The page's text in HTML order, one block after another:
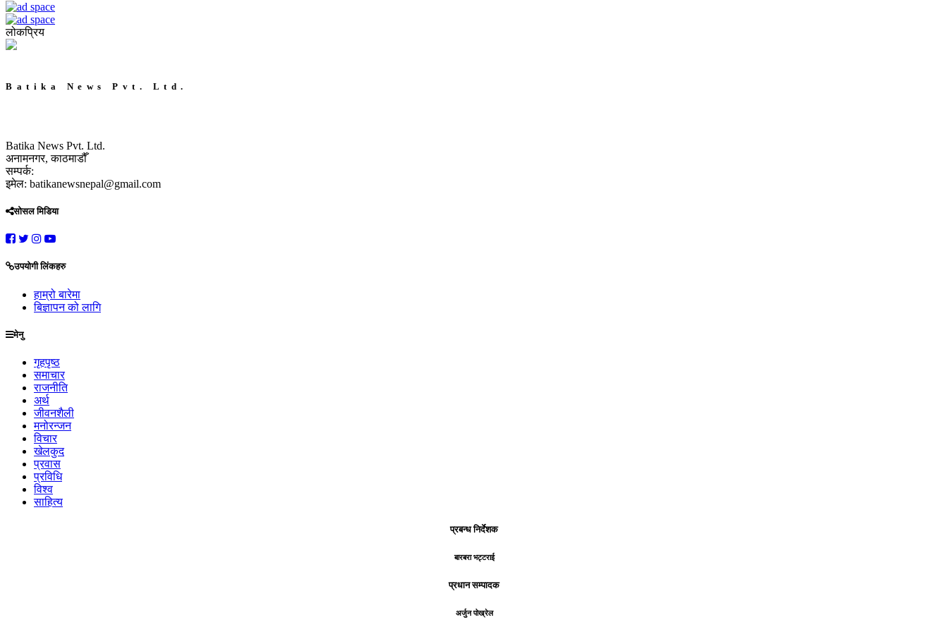
लोकप्रिय
Batika News Pvt. Ltd.
Batika News Pvt. Ltd.
अनामनगर, काठमाडौँ
सम्पर्क:
इमेल: batikanewsnepal@gmail.com
सोसल मिडिया
उपयोगी लिंकहरु
हाम्रो बारेमा
बिज्ञापन को लागि
मेनु
गृहपृष्ठ
समाचार
राजनीति
अर्थ
जीवनशैली
मनोरन्जन
विचार
खेलकुद
प्रवास
प्रविधि
विश्व
साहित्य
प्रबन्ध निर्देशक
बारबरा भट्टराई
प्रधान सम्पादक
अर्जुन पोख्रेल